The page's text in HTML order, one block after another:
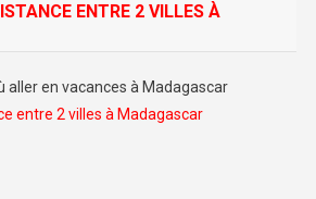
ENTRE 2 VILLES À